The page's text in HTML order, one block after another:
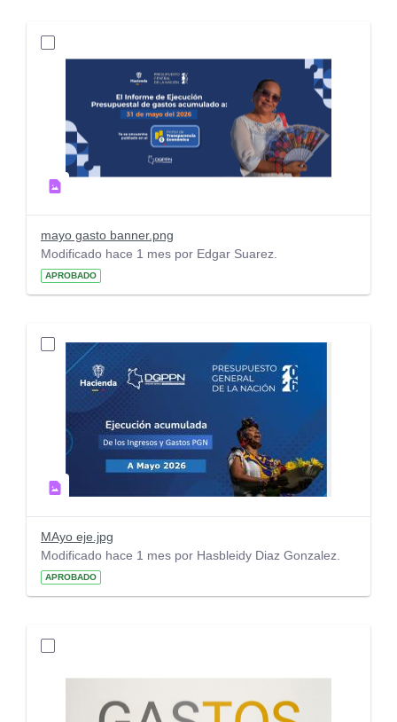
mayo gasto banner.png
Modificado hace 1 mes por Edgar Suarez.
APROBADO
MAyo eje.jpg
Modificado hace 1 mes por Hasbleidy Diaz Gonzalez.
APROBADO